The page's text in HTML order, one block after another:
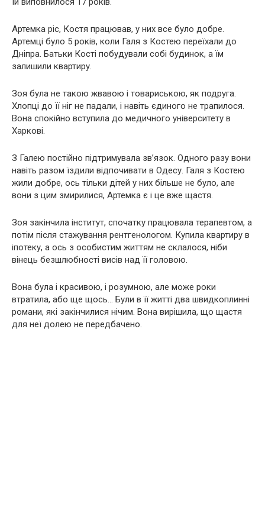
Артемка ріс, Костя працював, у них все було добре.
Артемці було 5 років, коли Галя з Костею переїхали до
Дніпра. Батьки Кості побудували собі будинок, а їм
залишили квартиру.
Зоя була не такою жвавою і товариською, як подруга.
Хлопці до її ніг не падали, і навіть єдиного не трапилося.
Вона спокійно вступила до медичного університету в
Харкові.
З Галею постійно підтримувала зв’язок. Одного разу вони
навіть разом їздили відпочивати в Одесу. Галя з Костею
жили добре, ось тільки дітей у них більше не було, але
вони з цим змирилися, Артемка є і це вже щастя.
Зоя закінчила інститут, спочатку працювала терапевтом, а
потім після стажування рентгенологом. Купила квартиру в
іпотеку, а ось з особистим життям не склалося, ніби
вінець безшлюбності висів над її головою.
Вона була і красивою, і розумною, але може роки
втратила, або ще щось… Були в її житті два швидкоплинні
романи, які закінчилися нічим. Вона вирішила, що щастя
для неї долею не передбачено.